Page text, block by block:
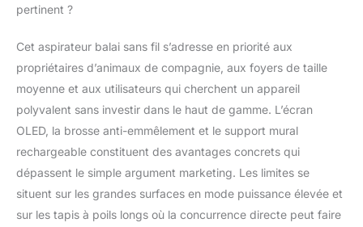
pertinent ?
Cet aspirateur balai sans fil s’adresse en priorité aux
propriétaires d’animaux de compagnie, aux foyers de taille
moyenne et aux utilisateurs qui cherchent un appareil
polyvalent sans investir dans le haut de gamme. L’écran
OLED, la brosse anti-emmêlement et le support mural
rechargeable constituent des avantages concrets qui
dépassent le simple argument marketing. Les limites se
situent sur les grandes surfaces en mode puissance élevée et
sur les tapis à poils longs où la concurrence directe peut faire